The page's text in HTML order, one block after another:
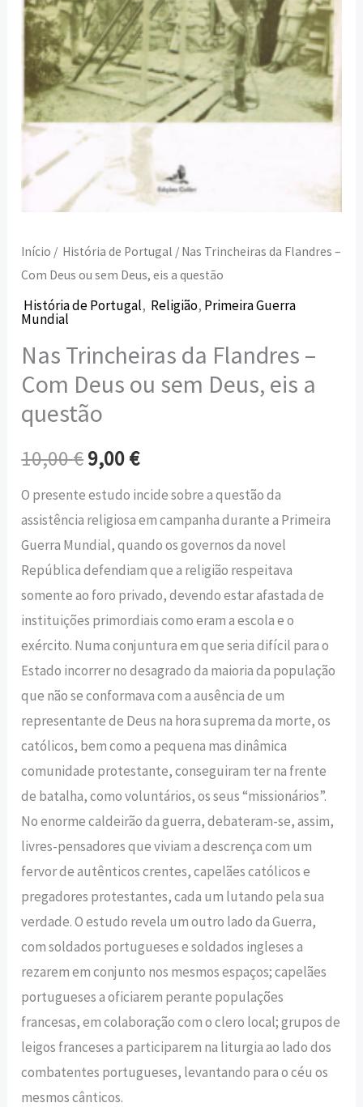
Início / História de Portugal / Nas Trincheiras da Flandres –
Com Deus ou sem Deus, eis a questão
História de Portugal, Religião, Primeira Guerra
Mundial
Nas Trincheiras da Flandres –
Com Deus ou sem Deus, eis a
questão
10,00€9,00€
O presente estudo incide sobre a questão da
assistência religiosa em campanha durante a Primeira
Guerra Mundial, quando os governos da novel
República defendiam que a religião respeitava
somente ao foro privado, devendo estar afastada de
instituições primordiais como eram a escola e o
exército. Numa conjuntura em que seria difícil para o
Estado incorrer no desagrado da maioria da população
que não se conformava com a ausência de um
representante de Deus na hora suprema da morte, os
católicos, bem como a pequena mas dinâmica
comunidade protestante, conseguiram ter na frente
de batalha, como voluntários, os seus “missionários”.
No enorme caldeirão da guerra, debateram-se, assim,
livres-pensadores que viviam a descrença com um
fervor de autênticos crentes, capelães católicos e
pregadores protestantes, cada um lutando pela sua
verdade. O estudo revela um outro lado da Guerra,
com soldados portugueses e soldados ingleses a
rezarem em conjunto nos mesmos espaços; capelães
portugueses a oficiarem perante populações
francesas, em colaboração com o clero local; grupos de
leigos franceses a participarem na liturgia ao lado dos
combatentes portugueses, levantando para o céu os
mesmos cânticos.
sem
Deus,
eis
questão